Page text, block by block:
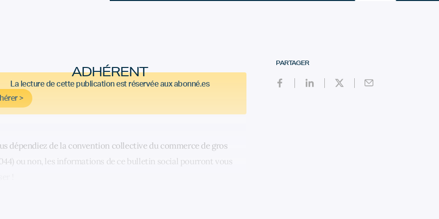
ADHÉRENT
La lecture de cette publication est réservée aux abonné.es
>
dépendiez de la convention collective du commerce de gros
ou non, les informations de ce bulletin social pourront vous
PARTAGER